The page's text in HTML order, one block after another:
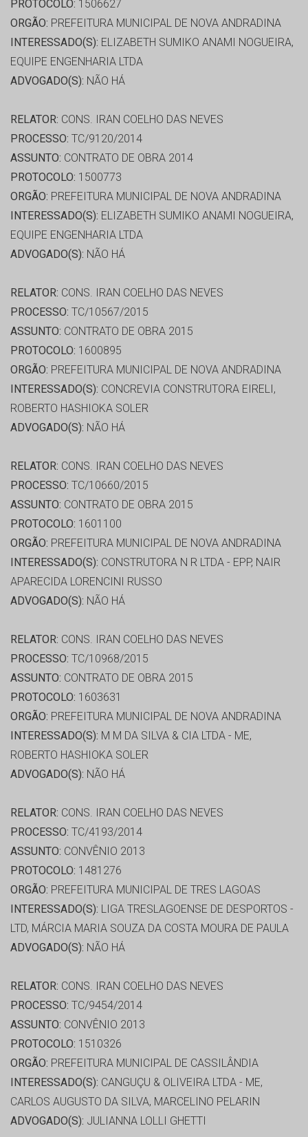
PROTOCOLO: 1506627
ORGÃO: PREFEITURA MUNICIPAL DE NOVA ANDRADINA
INTERESSADO(S): ELIZABETH SUMIKO ANAMI NOGUEIRA,
EQUIPE ENGENHARIA LTDA
ADVOGADO(S): NÃO HÁ
RELATOR: CONS. IRAN COELHO DAS NEVES
PROCESSO: TC/9120/2014
ASSUNTO: CONTRATO DE OBRA 2014
PROTOCOLO: 1500773
ORGÃO: PREFEITURA MUNICIPAL DE NOVA ANDRADINA
INTERESSADO(S): ELIZABETH SUMIKO ANAMI NOGUEIRA,
EQUIPE ENGENHARIA LTDA
ADVOGADO(S): NÃO HÁ
RELATOR: CONS. IRAN COELHO DAS NEVES
PROCESSO: TC/10567/2015
ASSUNTO: CONTRATO DE OBRA 2015
PROTOCOLO: 1600895
ORGÃO: PREFEITURA MUNICIPAL DE NOVA ANDRADINA
INTERESSADO(S): CONCREVIA CONSTRUTORA EIRELI,
ROBERTO HASHIOKA SOLER
ADVOGADO(S): NÃO HÁ
RELATOR: CONS. IRAN COELHO DAS NEVES
PROCESSO: TC/10660/2015
ASSUNTO: CONTRATO DE OBRA 2015
PROTOCOLO: 1601100
ORGÃO: PREFEITURA MUNICIPAL DE NOVA ANDRADINA
INTERESSADO(S): CONSTRUTORA N R LTDA - EPP, NAIR
APARECIDA LORENCINI RUSSO
ADVOGADO(S): NÃO HÁ
RELATOR: CONS. IRAN COELHO DAS NEVES
PROCESSO: TC/10968/2015
ASSUNTO: CONTRATO DE OBRA 2015
PROTOCOLO: 1603631
ORGÃO: PREFEITURA MUNICIPAL DE NOVA ANDRADINA
INTERESSADO(S): M M DA SILVA & CIA LTDA - ME,
ROBERTO HASHIOKA SOLER
ADVOGADO(S): NÃO HÁ
RELATOR: CONS. IRAN COELHO DAS NEVES
PROCESSO: TC/4193/2014
ASSUNTO: CONVÊNIO 2013
PROTOCOLO: 1481276
ORGÃO: PREFEITURA MUNICIPAL DE TRES LAGOAS
INTERESSADO(S): LIGA TRESLAGOENSE DE DESPORTOS -
LTD, MÁRCIA MARIA SOUZA DA COSTA MOURA DE PAULA
ADVOGADO(S): NÃO HÁ
RELATOR: CONS. IRAN COELHO DAS NEVES
PROCESSO: TC/9454/2014
ASSUNTO: CONVÊNIO 2013
PROTOCOLO: 1510326
ORGÃO: PREFEITURA MUNICIPAL DE CASSILÂNDIA
INTERESSADO(S): CANGUÇU & OLIVEIRA LTDA - ME,
CARLOS AUGUSTO DA SILVA, MARCELINO PELARIN
ADVOGADO(S): JULIANNA LOLLI GHETTI